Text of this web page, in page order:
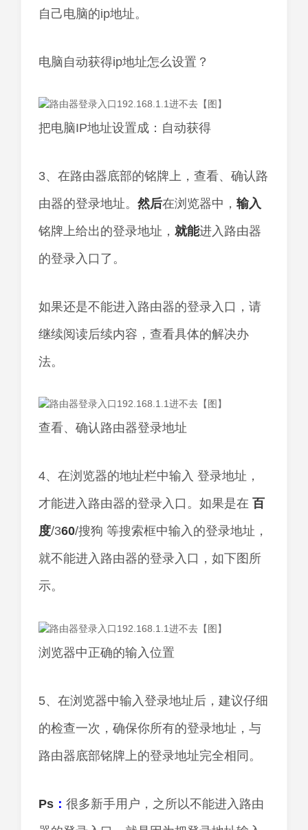
自己电脑的ip地址。
电脑自动获得ip地址怎么设置？
把电脑IP地址设置成：自动获得
3、在路由器底部的铭牌上，查看、确认路
由器的登录地址。 然后在浏览器中， 输入
铭牌上给出的登录地址， 就能进入路由器
的登录入口了。
如果还是不能进入路由器的登录入口，请
继续阅读后续内容，查看具体的解决办
法。
查看、确认路由器登录地址
4、在浏览器的地址栏中输入 登录地址，
才能进入路由器的登录入口。如果是在 百
度/360/搜狗 等搜索框中输入的登录地址，
就不能进入路由器的登录入口，如下图所
示。
浏览器中正确的输入位置
5、在浏览器中输入登录地址后，建议仔细
的检查一次，确保你所有的登录地址，与
路由器底部铭牌上的登录地址完全相同。
Ps ： 很多新手用户，之所以不能进入路由